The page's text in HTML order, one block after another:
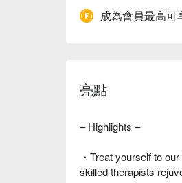
成為會員最高可
亮點
– Highlights –
・Treat yourself to
skilled therapists